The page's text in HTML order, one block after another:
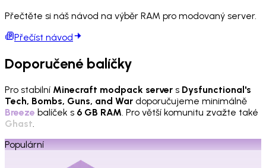
Přečtěte si náš návod na výběr RAM pro modovaný server.
Přečíst návod
Doporučené balíčky
Pro stabilní Minecraft modpack server s Dysfunctional's
Tech, Bombs, Guns, and War doporučujeme minimálně
Breeze balíček s 6 GB RAM. Pro větší komunitu zvažte také
Ghast.
Populární